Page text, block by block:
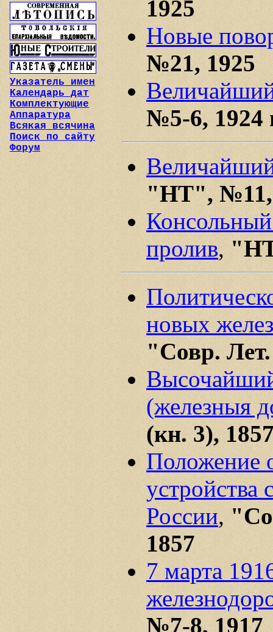
Указатель имен
Календарь дат
Комплектующие
Аппаратура
Всякая всячина
Поиск по сайту
Форум
1925
Новые
№21, 1925
№5-6, 1924
"НТ", №11,
пролив,
новых
"Совр.
(железныя
(кн. 3),
Положение
устройства
России,
1857
7 марта
№7-8, 1917